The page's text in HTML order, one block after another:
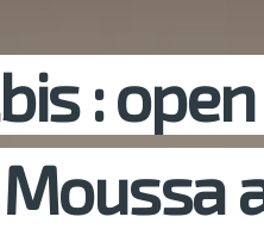
: